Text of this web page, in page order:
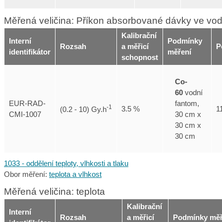
Měřená veličina: Příkon absorbované dávky ve
Interní
identifikátor
Rozsah
Kalibrační
a měřicí
schopnost
Podmínky
měření
EUR-RAD-
CMI-1007
(0.2 - 10) Gy.h-1 3.5 %
Co-
60 vodní
fantom,
30 cm x
30 cm x
30 cm
1033 - oddělení teploty, vlhkosti a tlaku
Obor měření: teplota a vlhkost
Měřená veličina: teplota
Interní
Rozsah
Kalibrační
a měřicí
Podmínky